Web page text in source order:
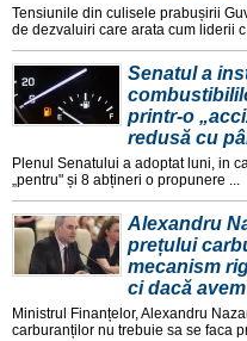
Tensiunile din culisele prabușirii
de dezvaluiri care arata cum liderii c
Senatul a
printr-o
redusă cu
Plenul Senatului a adoptat luni, in
„pentru" și 8 abțineri o propunere ...
Alexandru
prețului
mecanism
ci dacă
Ministrul Finanțelor, Alexandru
carburanților nu trebuie sa se faca